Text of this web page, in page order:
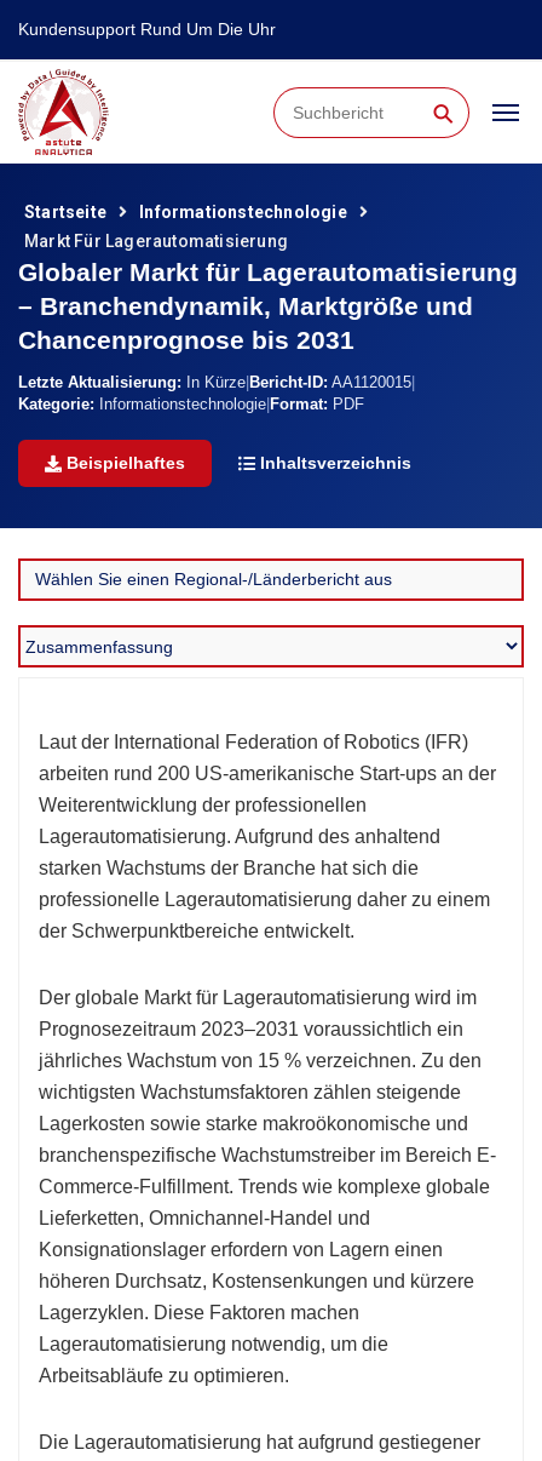
Kundensupport Rund Um Die Uhr
⚲
Startseite
Informationstechnologie
Markt Für Lagerautomatisierung
Globaler Markt für Lagerautomatisierung
– Branchendynamik, Marktgröße und
Chancenprognose bis 2031
Letzte Aktualisierung: In Kürze Bericht-ID: AA1120015
Kategorie: Informationstechnologie Format: PDF
Beispielhaftes Inhaltsverzeichnis
Laut der International Federation of Robotics (IFR)
arbeiten rund 200 US-amerikanische Start-ups an der
Weiterentwicklung der professionellen
Lagerautomatisierung. Aufgrund des anhaltend
starken Wachstums der Branche hat sich die
professionelle Lagerautomatisierung daher zu einem
der Schwerpunktbereiche entwickelt.
Der globale Markt für Lagerautomatisierung wird im
Prognosezeitraum 2023–2031 voraussichtlich ein
jährliches Wachstum von 15 % verzeichnen. Zu den
wichtigsten Wachstumsfaktoren zählen steigende
Lagerkosten sowie starke makroökonomische und
branchenspezifische Wachstumstreiber im Bereich E-
Commerce-Fulfillment. Trends wie komplexe globale
Lieferketten, Omnichannel-Handel und
Konsignationslager erfordern von Lagern einen
höheren Durchsatz, Kostensenkungen und kürzere
Lagerzyklen. Diese Faktoren machen
Lagerautomatisierung notwendig, um die
Arbeitsabläufe zu optimieren.
Die Lagerautomatisierung hat aufgrund gestiegener